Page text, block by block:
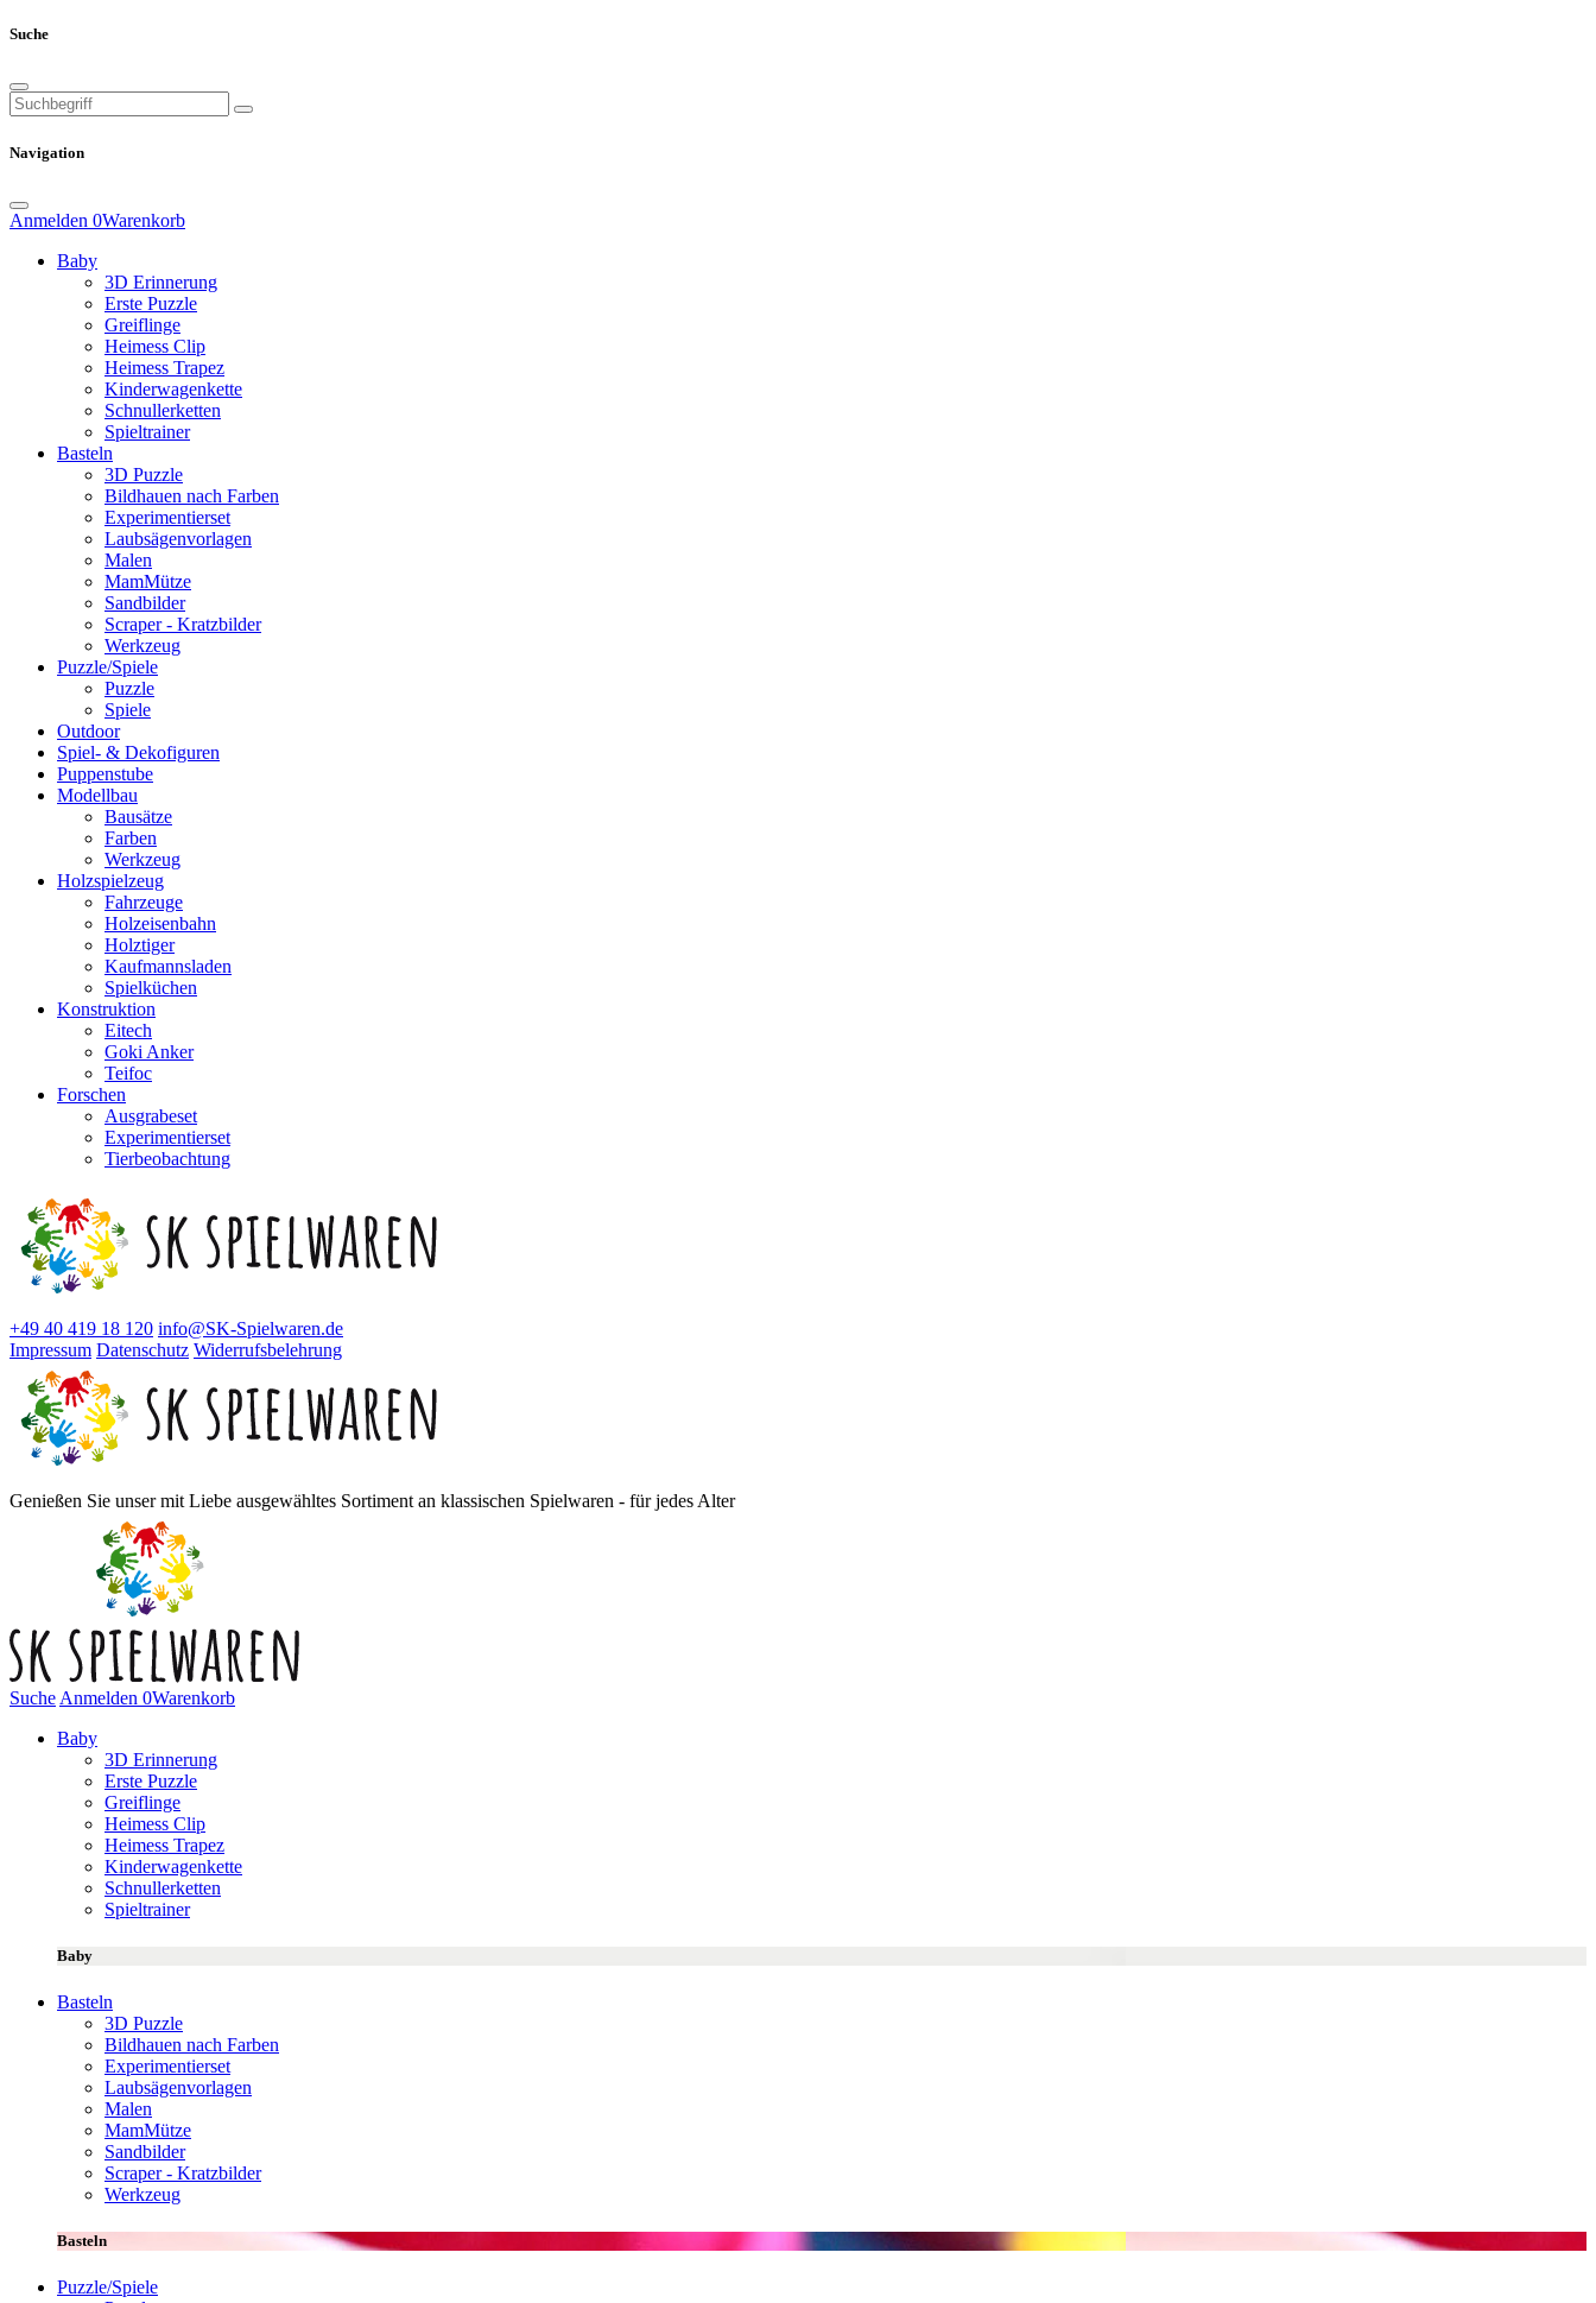
Suche
Navigation
Anmelden 0Warenkorb
Baby
3D Erinnerung
Erste Puzzle
Greiflinge
Heimess Clip
Heimess Trapez
Kinderwagenkette
Schnullerketten
Spieltrainer
Basteln
3D Puzzle
Bildhauen nach Farben
Experimentierset
Laubsägenvorlagen
Malen
MamMütze
Sandbilder
Scraper - Kratzbilder
Werkzeug
Puzzle/Spiele
Puzzle
Spiele
Outdoor
Spiel- & Dekofiguren
Puppenstube
Modellbau
Bausätze
Farben
Werkzeug
Holzspielzeug
Fahrzeuge
Holzeisenbahn
Holztiger
Kaufmannsladen
Spielküchen
Konstruktion
Eitech
Goki Anker
Teifoc
Forschen
Ausgrabeset
Experimentierset
Tierbeobachtung
+49 40 419 18 120 info@SK-Spielwaren.de
Impressum Datenschutz Widerrufsbelehrung
Genießen Sie unser mit Liebe ausgewähltes Sortiment an klassischen Spielwaren - für jedes Alter
Suche Anmelden 0Warenkorb
Baby
3D Erinnerung
Erste Puzzle
Greiflinge
Heimess Clip
Heimess Trapez
Kinderwagenkette
Schnullerketten
Spieltrainer
Baby
Basteln
3D Puzzle
Bildhauen nach Farben
Experimentierset
Laubsägenvorlagen
Malen
MamMütze
Sandbilder
Scraper - Kratzbilder
Werkzeug
Basteln
Puzzle/Spiele